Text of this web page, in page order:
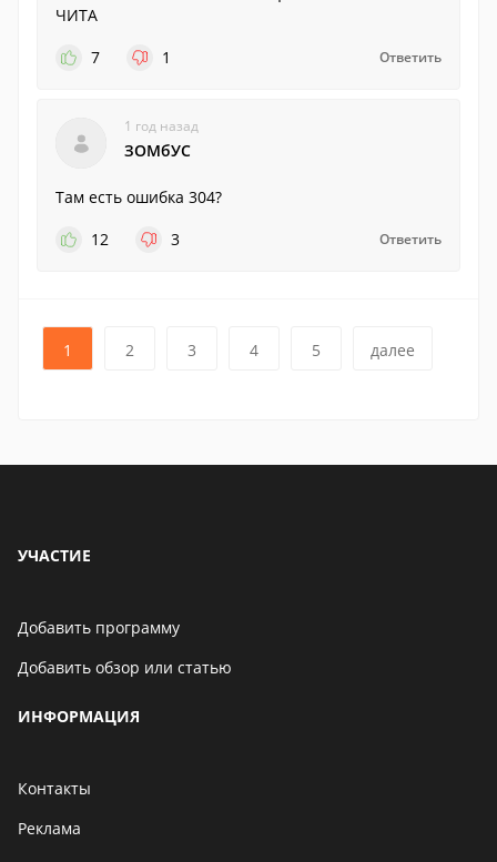
ЧИТА
7
1 Ответить
1 год назад
ЗОМбУС
Там есть ошибка 304?
12
3 Ответить
1 2 3 4 5 далее
УЧАСТИЕ
Добавить программу
Добавить обзор или статью
ИНФОРМАЦИЯ
Контакты
Реклама